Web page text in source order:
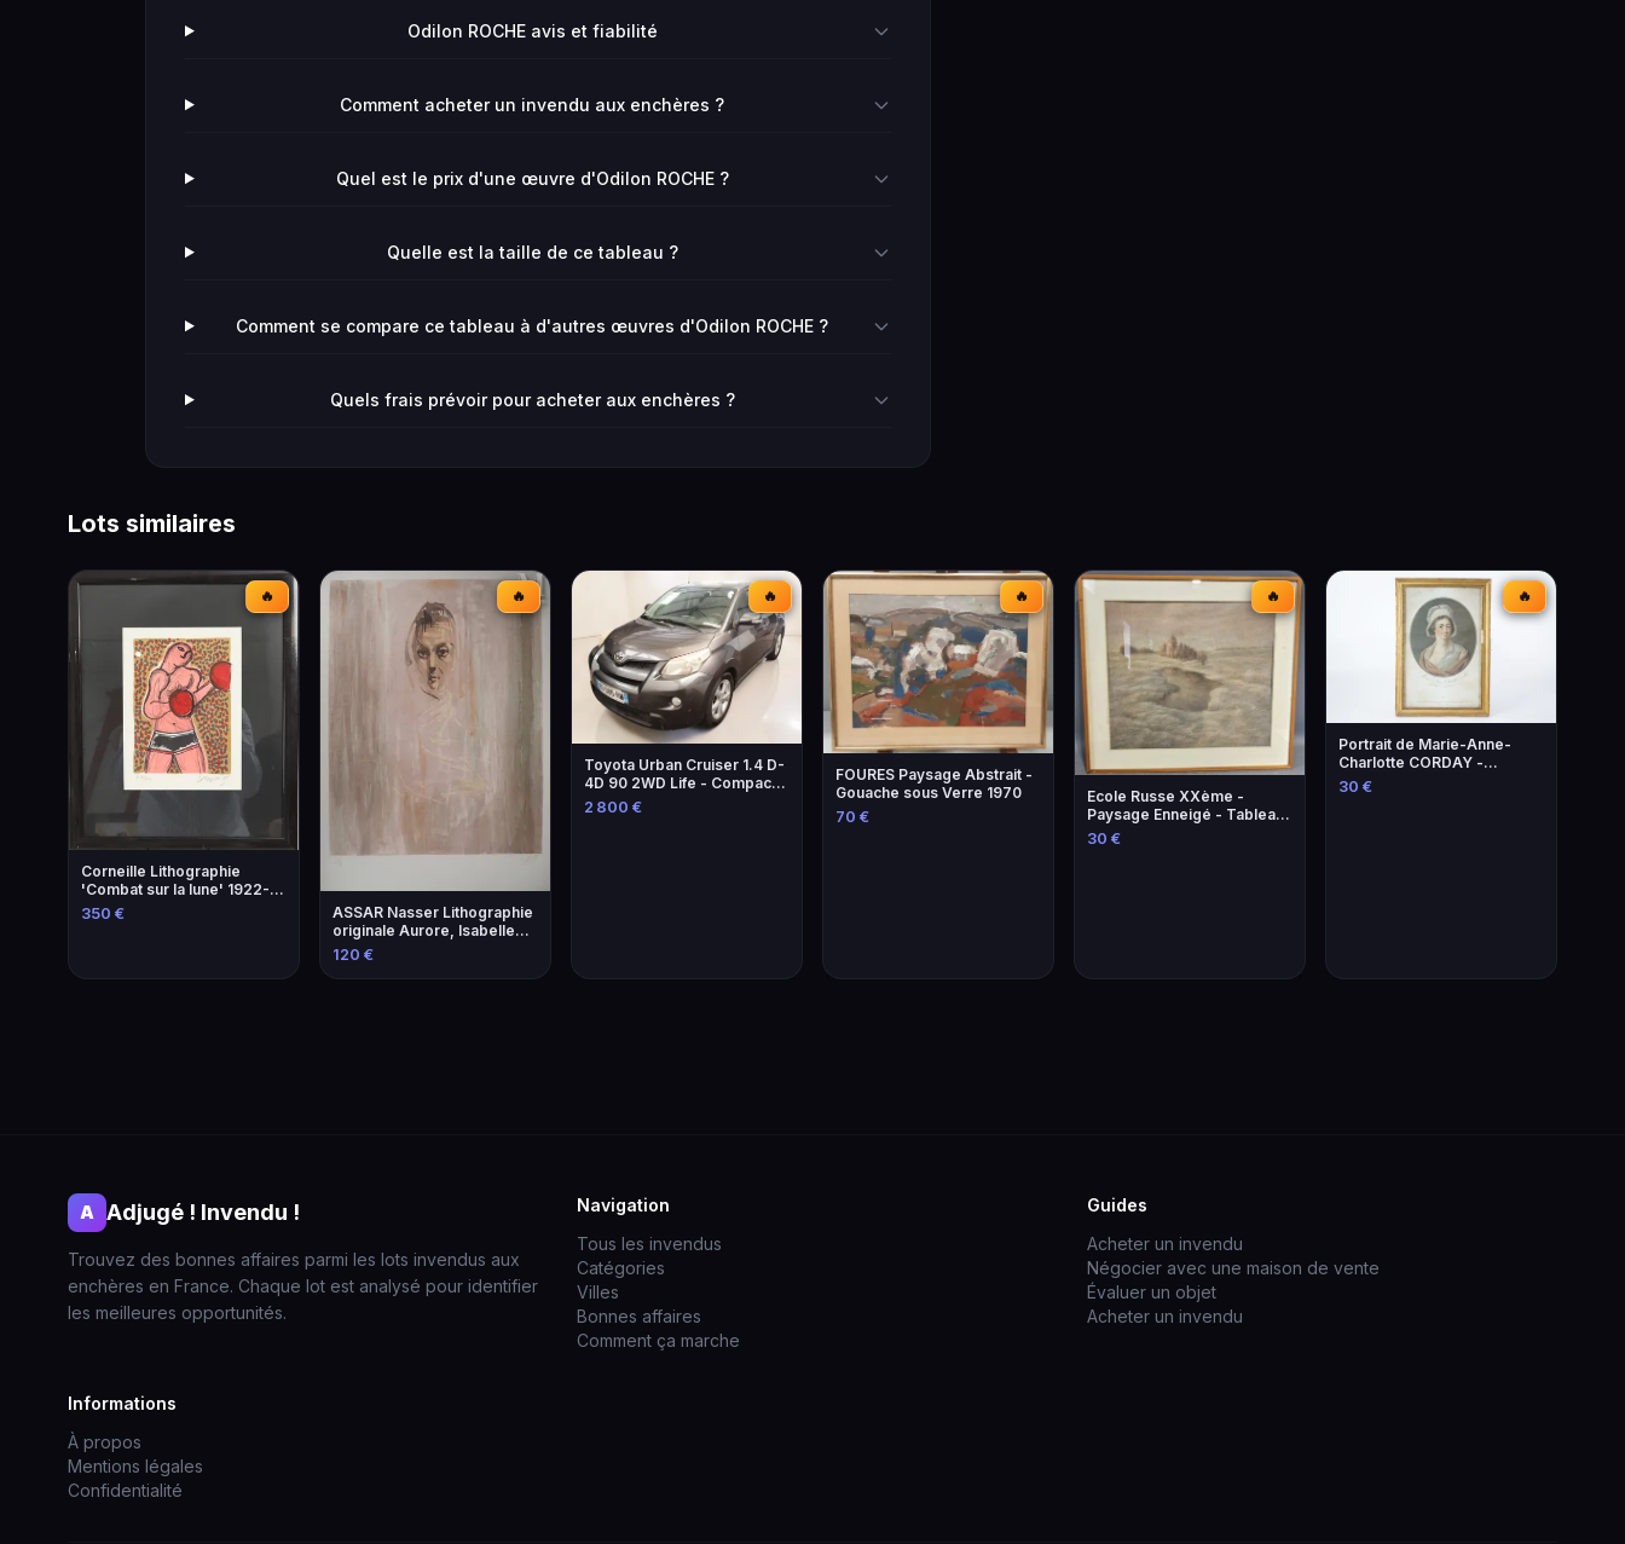
Odilon ROCHE avis et fiabilité
Comment acheter un invendu aux enchères ?
Quel est le prix d'une œuvre d'Odilon ROCHE ?
Quelle est la taille de ce tableau ?
Comment se compare ce tableau à d'autres œuvres d'Odilon ROCHE ?
Quels frais prévoir pour acheter aux enchères ?
Lots similaires
🔥
Corneille Lithographie
'Combat sur la lune' 1922-
2010
350 €
🔥
ASSAR Nasser Lithographie
originale Aurore, Isabelle
1979
120 €
🔥
Toyota Urban Cruiser 1.4 D-
4D 90 2WD Life - Compacte
et Économique
2 800 €
🔥
FOURES Paysage Abstrait -
Gouache sous Verre 1970
70 €
🔥
Ecole Russe XXème -
Paysage Enneigé - Tableau
Original
30 €
🔥
Portrait de Marie-Anne-
Charlotte CORDAY -
Gravure historique
30 €
A Adjugé ! Invendu !
Trouvez des bonnes affaires parmi les lots invendus aux
enchères en France. Chaque lot est analysé pour identifier
les meilleures opportunités.
Navigation
Tous les invendus
Catégories
Villes
Bonnes affaires
Comment ça marche
Guides
Acheter un invendu
Négocier avec une maison de vente
Évaluer un objet
Acheter un invendu
Informations
À propos
Mentions légales
Confidentialité